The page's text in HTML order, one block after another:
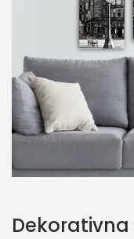
Dekorativna